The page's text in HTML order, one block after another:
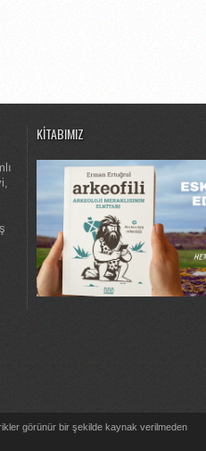
KITABIMIZ
görünür bir şekilde kaynak verilmeden